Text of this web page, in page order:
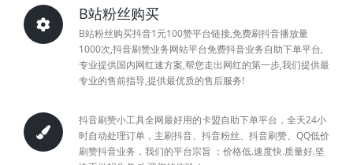
B站粉丝购买
B站粉丝购买抖音1元100赞平台链接,免费刷抖音播放量
1000次,抖音刷赞业务网站平台免费抖音业务自助下单平台,
专业提供国内网红速方案,帮您走出网红的第一步,我们提供最
专业的售前指导,提供最优质的售后服务!
抖音刷赞小工具全网最好用的卡盟自助下单平台，全天24小
时自动处理订单，主刷抖音、抖音粉丝、抖音刷赞、QQ低价
刷赞抖音业务，我们的平台宗旨 ：价格低.速度快.质量好.坚